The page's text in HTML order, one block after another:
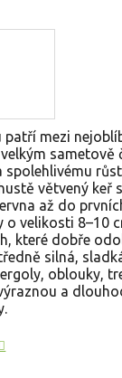
mezi
sametově
spolehlivému
větvený keř
až do
o velikosti 8–10
které dobře
silná,
oblouky,
a